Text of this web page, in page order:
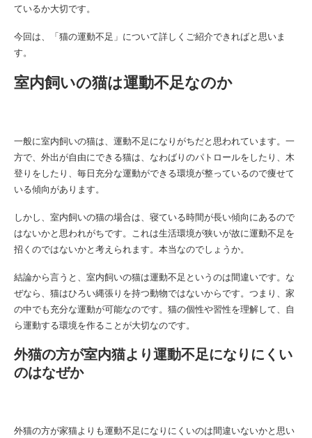
ているか大切です。
今回は、「猫の運動不足」について詳しくご紹介できればと思いま
す。
室内飼いの猫は運動不足なのか
一般に室内飼いの猫は、運動不足になりがちだと思われています。一
方で、外出が自由にできる猫は、なわばりのパトロールをしたり、木
登りをしたり、毎日充分な運動ができる環境が整っているので痩せて
いる傾向があります。
しかし、室内飼いの猫の場合は、寝ている時間が長い傾向にあるので
はないかと思われがちです。これは生活環境が狭いが故に運動不足を
招くのではないかと考えられます。本当なのでしょうか。
結論から言うと、室内飼いの猫は運動不足というのは間違いです。な
ぜなら、猫はひろい縄張りを持つ動物ではないからです。つまり、家
の中でも充分な運動が可能なのです。猫の個性や習性を理解して、自
ら運動する環境を作ることが大切なのです。
外猫の方が室内猫より運動不足になりにくい
のはなぜか
外猫の方が家猫よりも運動不足になりにくいのは間違いないかと思い